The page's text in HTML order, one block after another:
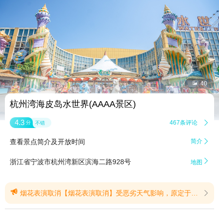
 40
杭州湾海皮岛水世界(AAAA景区)
4.3 分 不错 467条评论 
查看景点简介及开放时间 简介 
浙江省宁波市杭州湾新区滨海二路928号 地图 
 烟花表演取消【烟花表演取消】受恶劣天气影响，原定于2026年8月8日-8月9日(本周六、周日)晚间的烟花表演活动予以取消。本次仅取消烟花表演，海皮岛水世界景区正常对外开放，所有游乐项目、演艺活动、互动游戏照常进行，游客可正常入园游玩。(提示有效期2026/8/7至2026/8/9) 